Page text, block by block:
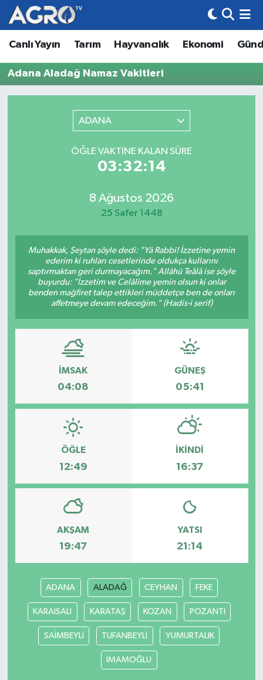
Canlı Yayın Tarım Hayvancılık Ekonomi
Adana Aladağ Namaz Vakitleri
ADANA
ÖĞLE VAKTINE KALAN SÜRE
03:32:14
8 Ağustos 2026
25 Safer 1448
Muhakkak, Şeytan şöyle dedi: "Yâ Rabbi! İzzetine yemin
ederim ki ruhları cesetlerinde oldukça kullarını
saptırmaktan geri durmayacağım." Allâhü Teâlâ ise şöyle
buyurdu: "İzzetim ve Celâlime yemin olsun ki onlar
benden mağfiret talep ettikleri müddetçe ben de onları
affetmeye devam edeceğim." (Hadis-i şerif)
İMSAK
04:08
GÜNEŞ
05:41
ÖĞLE
12:49
İKINDI
16:37
AKŞAM
19:47
YATSI
21:14
ADANA ALADAĞ CEYHAN FEKE
KARAISALI KARATAŞ KOZAN POZANTI
SAİMBEYLİ TUFANBEYLİ YUMURTALIK
İMAMOĞLU
Hava Durumu
Trafik Durumu
Tüm Manşetler
Son Dakika Haberleri